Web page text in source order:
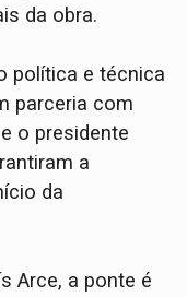
da obra.
política e técnica
parceria com
o presidente
a
da
Arce, a ponte é